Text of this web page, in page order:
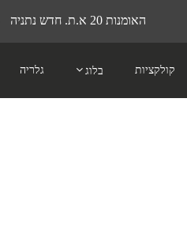
האומנות 20 א.ת. חדש נתניה
קולקציות בלוג גלריה